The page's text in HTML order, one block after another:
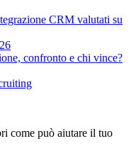
CRM valutati su
confronto e chi vince?
come può aiutare il tuo